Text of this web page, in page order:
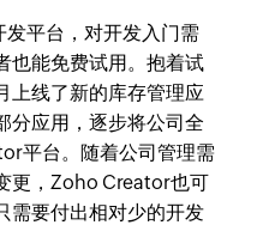
平台，对开发入门需
也能免费试用。抱着试
上线了新的库存管理应
分应用，逐步将公司全
平台。随着公司管理需
更，Zoho Creator也可
需要付出相对少的开发